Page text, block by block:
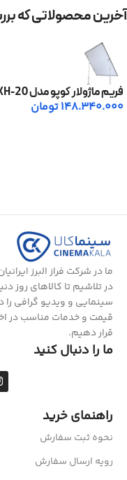
آخرین محصولاتی که
فریم ماژولار کوپو مدل KUPO KH-20
148.340.000تومان
ما در شرکت فراز البرز
در تلاشیم تا کالاهای روز
سینمایی و ویدیو گرافی را
قیمت و خدمات مناسب در
قرار دهیم.
ما را دنبال کنید
راهنمای خرید
نحوه ثبت سفارش
رویه ارسال سفارش